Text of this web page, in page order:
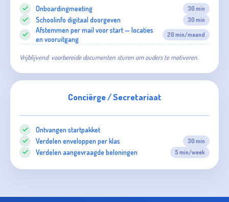
Onboardingmeeting 30 min
Schoolinfo digitaal doorgeven 30 min
Afstemmen per mail voor start — locaties
en vooruitgang
20 min/maand
Vrijblijvend: voorbereide documenten sturen om ouders te motiveren.
Conciërge / Secretariaat
Ontvangen startpakket
Verdelen enveloppen per klas
30 min
Verdelen aangevraagde beloningen 5 min/week